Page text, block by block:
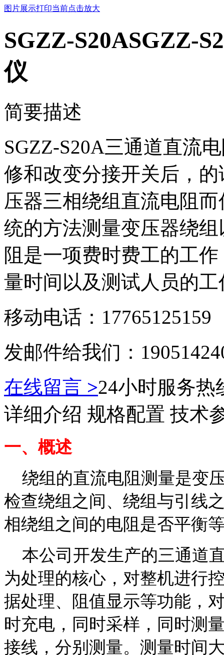
图片展示打印当前点击放大
SGZZ-S20ASGZZ-
仪
简要描述
SGZZ-S20A三通道直流
修和改变分接开关后，
压器三相绕组直流电阻
统的方法测量变压器绕
阻是一项费时费工的工
量时间以及测试人员的
移动电话：17765125159
发邮件给我们：
在线留言 >24小时服务热
详细介绍 规格配置 技术
一、概述
绕组的直流电阻测量是变
检查绕组之间、绕组与引线
相绕组之间的电阻是否平衡
本公司开发生产的三通道
为处理的核心，对整机进行
据处理、阻值显示等功能，
时充电，同时采样，同时测
接线，分别测量。测量时间